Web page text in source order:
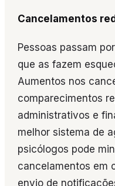
Cancelamentos
Pessoas passam
que as fazem
Aumentos nos
comparecimentos
administrativos e
melhor sistema de
psicólogos pode
cancelamentos em
envio de